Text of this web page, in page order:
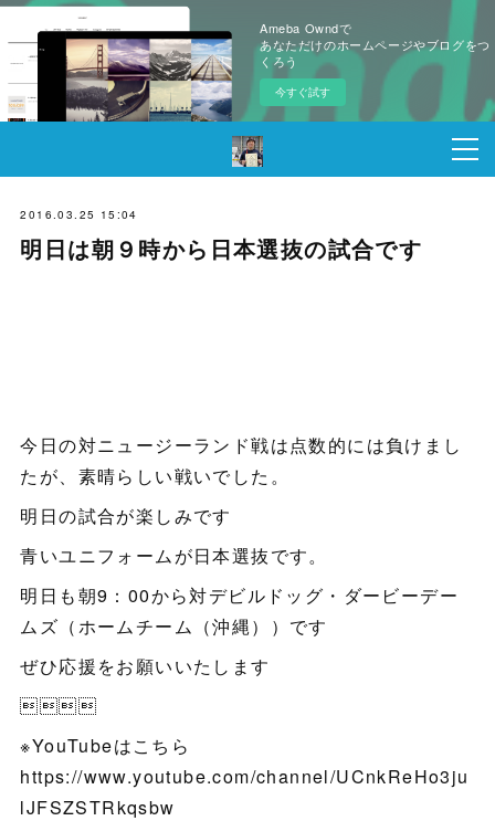
Ameba Owndで
あなただけのホームページやブログをつ
くろう
今すぐ試す
2016.03.25 15:04
明日は朝９時から日本選抜の試合です
今日の対ニュージーランド戦は点数的には負けまし
たが、素晴らしい戦いでした。
明日の試合が楽しみです
青いユニフォームが日本選抜です。
明日も朝9：00から対デビルドッグ・ダービーデー
ムズ（ホームチーム（沖縄））です
ぜひ応援をお願いいたします

※YouTubeはこちら
https://www.youtube.com/channel/UCnkReHo3ju
lJFSZSTRkqsbw